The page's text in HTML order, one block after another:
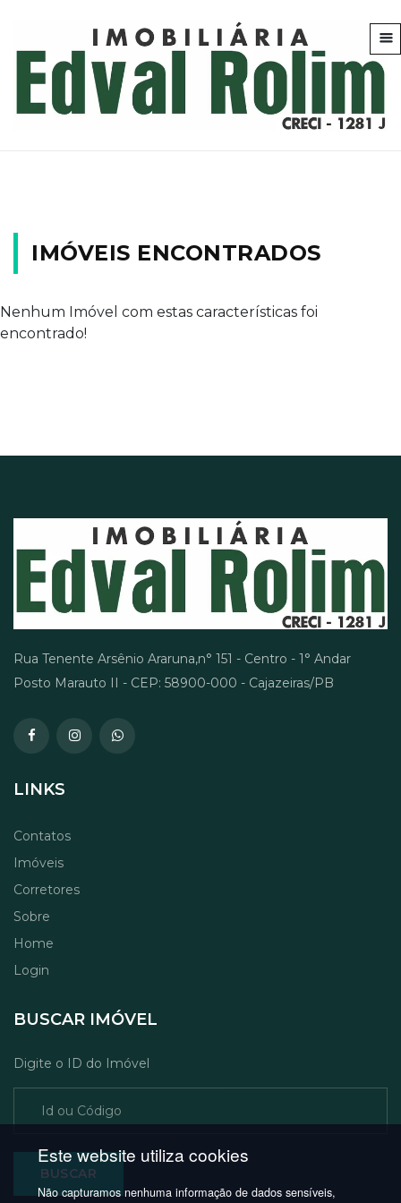
IMÓVEIS ENCONTRADOS
Nenhum Imóvel com estas características foi
encontrado!
Rua Tenente Arsênio Araruna,n° 151 - Centro - 1° Andar
Posto Marauto II - CEP: 58900-000 - Cajazeiras/PB
LINKS
Contatos
Imóveis
Corretores
Sobre
Home
Login
BUSCAR IMÓVEL
Digite o ID do Imóvel
BUSCAR